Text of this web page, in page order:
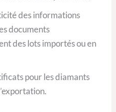
des informations
documents
des lots importés ou en
pour les diamants